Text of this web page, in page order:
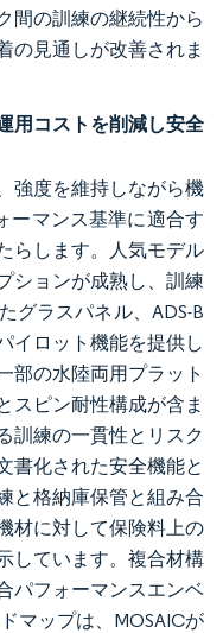
間の訓練の継続性から
の見通しが改善されま
用コストを削減し安全
強度を維持しながら機
ーマンス基準に適合す
らします。人気モデル
ションが成熟し、訓練
グラスパネル、ADS-B
イロット機能を提供し
部の水陸両用プラット
スピン耐性構成が含ま
訓練の一貫性とリスク
書化された安全機能と
と格納庫保管と組み合
材に対して保険料上の
しています。複合材構
パフォーマンスエンベ
マップは、MOSAICが